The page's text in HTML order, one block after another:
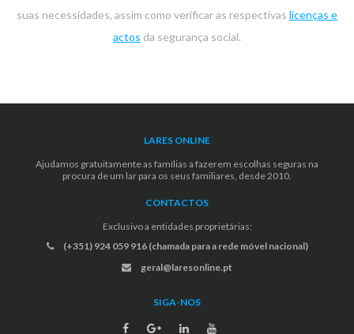
suas necessidades, assim como verificar as respectivas licenças e
actos da segurança social.
LARES ONLINE
Ajudamos gratuitamente as famílias a fazerem escolhas seguras na
procura de um lar para os seus familiares, desde 2010.
CONTACTOS
Exclusivo a entidades proprietárias:
(+351) 924 059 916 (chamada para a rede móvel nacional)
geral@laresonline.pt
SIGA-NOS